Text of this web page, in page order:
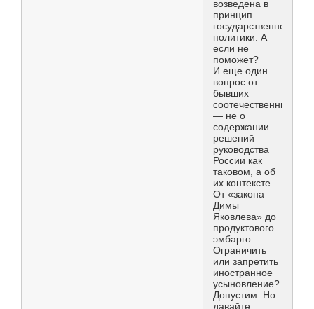
возведена в
принцип
государственной
политики. А
если не
поможет?
И еще один
вопрос от
бывших
соотечественников
— не о
содержании
решений
руководства
России как
таковом, а об
их контексте.
От «закона
Димы
Яковлева» до
продуктового
эмбарго.
Ограничить
или запретить
иностранное
усыновление?
Допустим. Но
давайте